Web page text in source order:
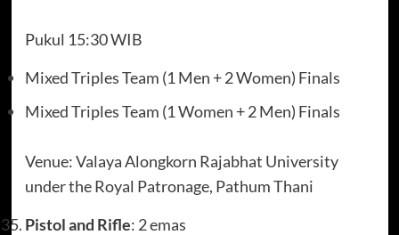
Pukul 15:30 WIB
Mixed Triples Team (1 Men + 2 Women) Finals
Mixed Triples Team (1 Women + 2 Men) Finals
Venue: Valaya Alongkorn Rajabhat University
under the Royal Patronage, Pathum Thani
Pistol and Rifle: 2 emas